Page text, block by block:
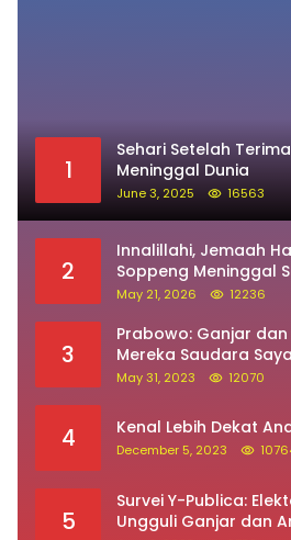
2
Innalillahi, Jemaah
Soppeng Meninggal
May 21, 2026 12236
3
Mereka Saudara
May 31, 2023 12070
4 Kenal Lebih Dekat
December 5, 2023 10764
5
Ungguli Ganjar dan
Kepuasan Terhadap
June 2, 2023 9753
6
Meninggal Dunia
May 25, 2024 9508